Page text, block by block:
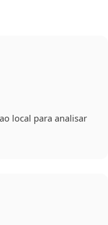
local para analisar